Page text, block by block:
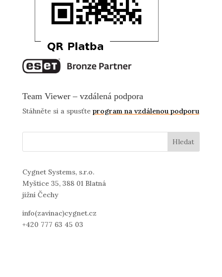
Team Viewer – vzdálená podpora
Stáhněte si a spusťte program na vzdálenou podporu
Cygnet Systems, s.r.o.
Myštice 35, 388 01 Blatná
jižní Čechy
info(zavinac)cygnet.cz
+420 777 63 45 03